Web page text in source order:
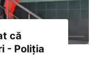
că
- Poliția